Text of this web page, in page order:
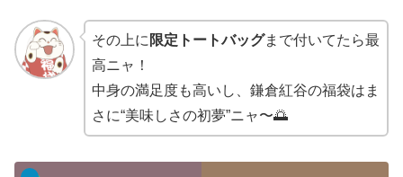
その上に 限定トートバッグまで付いてたら最
高ニャ！
中身の満足度も高いし、鎌倉紅谷の福袋はま
さに“美味しさの初夢”ニャ〜🌅